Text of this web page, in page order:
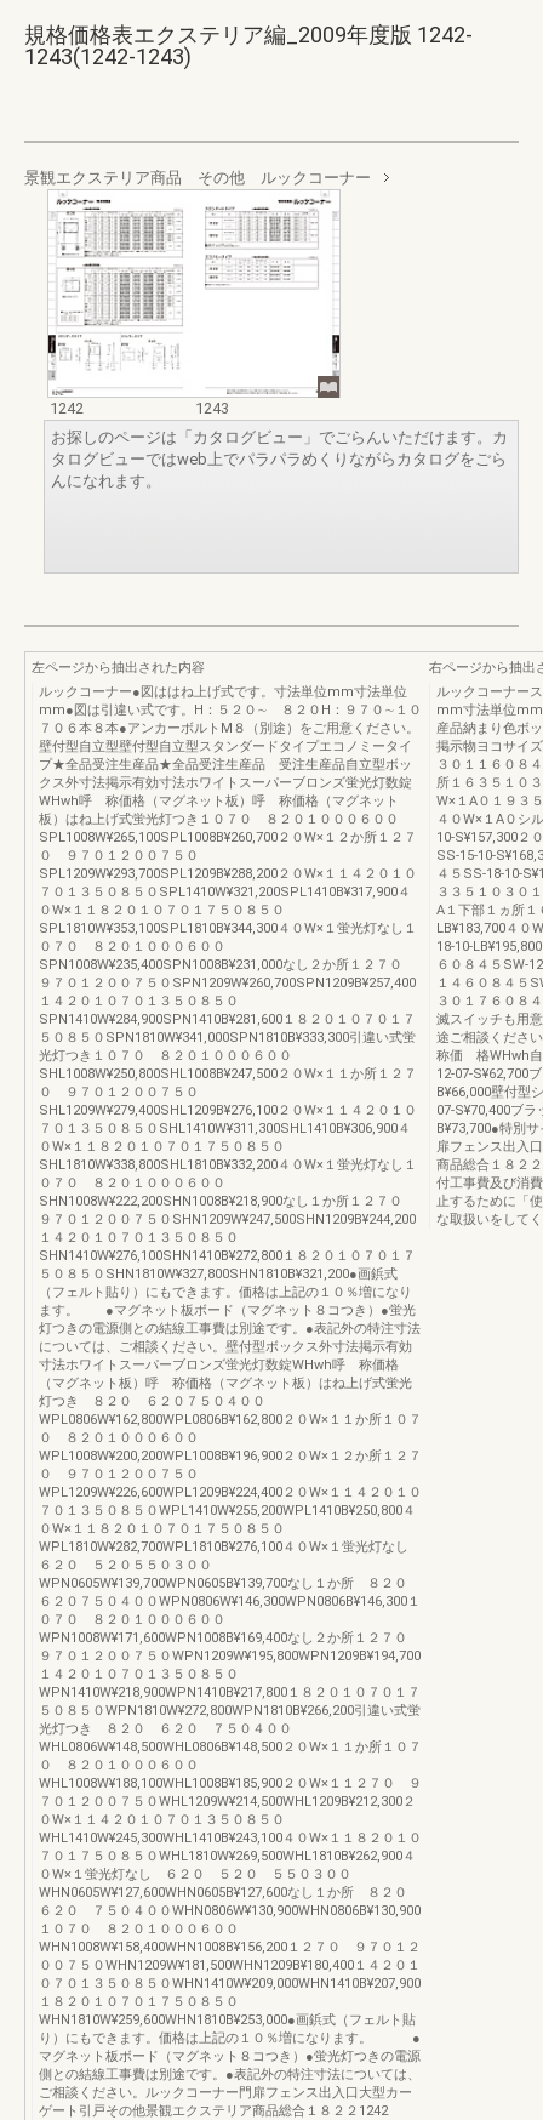
規格価格表エクステリア編_2009年度版 1242-
1243(1242-1243)
景観エクステリア商品 その他 ルックコーナー
1242
1243
お探しのページは「カタログビュー」でごらんいただけます。カ
タログビューではweb上でパラパラめくりながらカタログをごら
んになれます。
左ページから抽出された内容
ルックコーナー●図ははね上げ式です。寸法単位mm寸法単位
mm●図は引違い式です。H：５２０∼ ８２０H：９７０∼１０
７０６本８本●アンカーボルトM８（別途）をご用意ください。
壁付型自立型壁付型自立型スタンダードタイプエコノミータイ
プ★全品受注生産品★全品受注生産品 受注生産品自立型ボッ
クス外寸法掲示有効寸法ホワイトスーパーブロンズ蛍光灯数錠
WHwh呼 称価格（マグネット板）呼 称価格（マグネット
板）はね上げ式蛍光灯つき１０７０ ８２０１０００６００
SPL1008W¥265,100SPL1008B¥260,700２０W×１２か所１２７
０ ９７０１２００７５０
SPL1209W¥293,700SPL1209B¥288,200２０W×１１４２０１０
７０１３５０８５０SPL1410W¥321,200SPL1410B¥317,900４
０W×１１８２０１０７０１７５０８５０
SPL1810W¥353,100SPL1810B¥344,300４０W×１蛍光灯なし１
０７０ ８２０１０００６００
SPN1008W¥235,400SPN1008B¥231,000なし２か所１２７０
９７０１２００７５０SPN1209W¥260,700SPN1209B¥257,400
１４２０１０７０１３５０８５０
SPN1410W¥284,900SPN1410B¥281,600１８２０１０７０１７
５０８５０SPN1810W¥341,000SPN1810B¥333,300引違い式蛍
光灯つき１０７０ ８２０１０００６００
SHL1008W¥250,800SHL1008B¥247,500２０W×１１か所１２７
０ ９７０１２００７５０
SHL1209W¥279,400SHL1209B¥276,100２０W×１１４２０１０
７０１３５０８５０SHL1410W¥311,300SHL1410B¥306,900４
０W×１１８２０１０７０１７５０８５０
SHL1810W¥338,800SHL1810B¥332,200４０W×１蛍光灯なし１
０７０ ８２０１０００６００
SHN1008W¥222,200SHN1008B¥218,900なし１か所１２７０
９７０１２００７５０SHN1209W¥247,500SHN1209B¥244,200
１４２０１０７０１３５０８５０
SHN1410W¥276,100SHN1410B¥272,800１８２０１０７０１７
５０８５０SHN1810W¥327,800SHN1810B¥321,200●画鋲式
（フェルト貼り）にもできます。価格は上記の１０％増になり
ます。 ●マグネット板ボード（マグネット８コつき）●蛍光
灯つきの電源側との結線工事費は別途です。●表記外の特注寸法
については、ご相談ください。壁付型ボックス外寸法掲示有効
寸法ホワイトスーパーブロンズ蛍光灯数錠WHwh呼 称価格
（マグネット板）呼 称価格（マグネット板）はね上げ式蛍光
灯つき ８２０ ６２０７５０４００
WPL0806W¥162,800WPL0806B¥162,800２０W×１１か所１０７
０ ８２０１０００６００
WPL1008W¥200,200WPL1008B¥196,900２０W×１２か所１２７
０ ９７０１２００７５０
WPL1209W¥226,600WPL1209B¥224,400２０W×１１４２０１０
７０１３５０８５０WPL1410W¥255,200WPL1410B¥250,800４
０W×１１８２０１０７０１７５０８５０
WPL1810W¥282,700WPL1810B¥276,100４０W×１蛍光灯なし
６２０ ５２０５５０３００
WPN0605W¥139,700WPN0605B¥139,700なし１か所 ８２０
６２０７５０４００WPN0806W¥146,300WPN0806B¥146,300１
０７０ ８２０１０００６００
WPN1008W¥171,600WPN1008B¥169,400なし２か所１２７０
９７０１２００７５０WPN1209W¥195,800WPN1209B¥194,700
１４２０１０７０１３５０８５０
WPN1410W¥218,900WPN1410B¥217,800１８２０１０７０１７
５０８５０WPN1810W¥272,800WPN1810B¥266,200引違い式蛍
光灯つき ８２０ ６２０ ７５０４００
WHL0806W¥148,500WHL0806B¥148,500２０W×１１か所１０７
０ ８２０１０００６００
WHL1008W¥188,100WHL1008B¥185,900２０W×１１２７０ ９
７０１２００７５０WHL1209W¥214,500WHL1209B¥212,300２
０W×１１４２０１０７０１３５０８５０
WHL1410W¥245,300WHL1410B¥243,100４０W×１１８２０１０
７０１７５０８５０WHL1810W¥269,500WHL1810B¥262,900４
０W×１蛍光灯なし ６２０ ５２０ ５５０３００
WHN0605W¥127,600WHN0605B¥127,600なし１か所 ８２０
６２０ ７５０４００WHN0806W¥130,900WHN0806B¥130,900
１０７０ ８２０１０００６００
WHN1008W¥158,400WHN1008B¥156,200１２７０ ９７０１２
００７５０WHN1209W¥181,500WHN1209B¥180,400１４２０１
０７０１３５０８５０WHN1410W¥209,000WHN1410B¥207,900
１８２０１０７０１７５０８５０
WHN1810W¥259,600WHN1810B¥253,000●画鋲式（フェルト貼
り）にもできます。価格は上記の１０％増になります。 ●
マグネット板ボード（マグネット８コつき）●蛍光灯つきの電源
側との結線工事費は別途です。●表記外の特注寸法については、
ご相談ください。ルックコーナー門扉フェンス出入口大型カー
ゲート引戸その他景観エクステリア商品総合１８２２1242
右ページから抽出
ルックコーナー
mm寸法単位
産品納まり色ボ
掲示物ヨコサイ
３０１１６０８
所１６３５１０
W×１A０１９３
４０W×１A０シ
10-S¥157,300２
SS-15-10-
４５SS-18-10-
３３５１０３０
A１下部１ヵ所１
LB¥183,700４０
18-10-
６０８４５SW-
１４６０８４５
３０１７６０８
滅スイッチも用
途ご相談くださ
称価 格WHwh自
12-07-S¥62,700
B¥66,000壁付型
07-S¥70,400ブラ
B¥73,700●特別
扉フェンス出入
商品総合１８２
付工事費及び消
止するために「
な取扱いをして